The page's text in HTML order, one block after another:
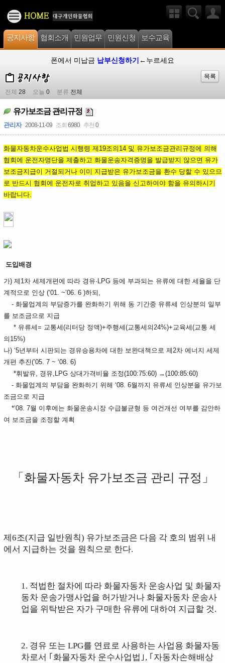
공지사항 협회소개 민원업무 민원신청 보수교육
폰에서 미납금 납부신청하기 ←누르세요
목록
전체 28 오늘 0 분류 전체
유가보조금 관리규정
관리자 2008-11-09 조회 6980 추천 0
화물자동차운수사업법 시행령 제19조의14 및 유가보조금관리규정에 의해
협회에 운전자명단을 제출하고 화물운송자격증명을 발급받지 않으면 유가
보조금지급이 거절되거나 이미 지급받은 유가보조금을 환수 당할 수 있으므
로 반드시 협회에 운전자로 취업하고 있음을 신고하여야 함을 유의하시기
바랍니다.
도입배경
가) 제1차 세제개편에 따라 경유·LPG 등에 부과되는 유류에 대한 세율을 단
계적으로 인상 (‘01. ~’06. 6 )하되,
- 화물업계의 부담증가를 완화하기 위해 동 기간중 유류세 인상분의 일부
를 보조금으로 지급
* 유류세= 교통세(리터당 정액)+주행세(교통세의24%)+교육세(교통 세
의15%)
나) ‘5년부터 시판되는 경유승용차에 대한 보완대책으로 제2차 에너지 세제
개편 추진(’05. 7 ~ ‘08. 6)
*휘발유, 경유,LPG 상대가격비율 조정(100:75:60) →(100:85:60)
- 화물업계의 부담을 완화하기 위해 ‘08. 6월까지 유류세 인상분을 유가보
조금으로 지급
*‘08. 7월 이후에는 화물운송시장 수급불균형 등 여건개선 여부를 감안하
여 보조금을 조정할 계획
「화물자동차 유가보조금 관리 규정」
제6조(지급 일반원칙) 유가보조금은 다음 각 호의 범위 내
에서 지급하는 것을 원칙으로 한다.
1. 적법한 절차에 따라 화물자동차 운송사업 및 화물자
동차 운송가맹사업을 허가받거나 화물자동차 운송사
업을 위탁받은 자가 구매한 유류에 대하여 지급할 것.
2. 경유 또는 LPG를 연료로 사용하는 사업용 화물자동
차로서 ｢화물자동차 운수사업법｣, ｢자동차손해배상